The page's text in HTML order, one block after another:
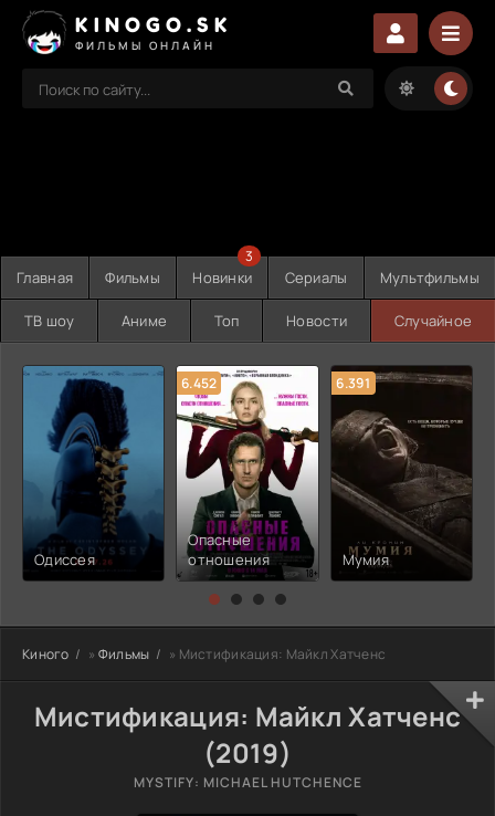
KINOGO.SK
ФИЛЬМЫ ОНЛАЙН
Главная Фильмы Новинки
3
Сериалы Мультфильмы
ТВ шоу Аниме Топ Новости Случайное
Одиссея
6.452
Опасные
отношения
6.391
Мумия
Киного » Фильмы » Мистификация: Майкл Хатченс
Мистификация: Майкл Хатченс
(2019)
MYSTIFY: MICHAEL HUTCHENCE